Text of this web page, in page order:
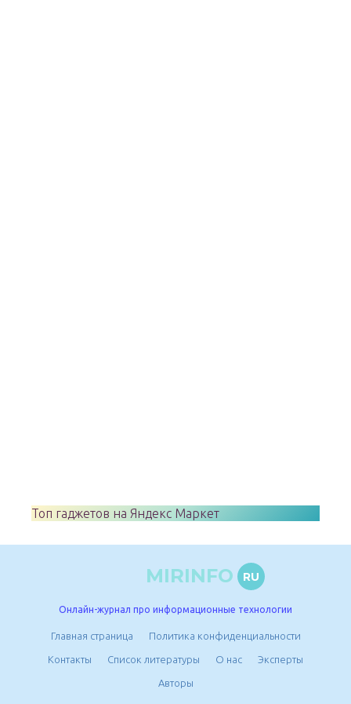
Топ гаджетов на Яндекс Маркет
MIRINFO RU
Онлайн-журнал про информационные технологии
Главная страница Политика конфиденциальности
Контакты Список литературы О нас Эксперты
Авторы